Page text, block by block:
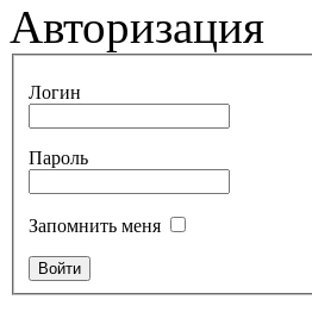
Авторизация
Логин
Пароль
Запомнить меня